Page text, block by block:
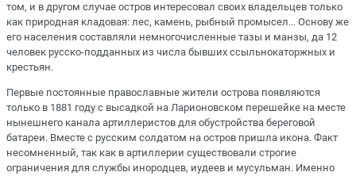
том, и в другом случае остров интересовал своих владельцев только
как природная кладовая: лес, камень, рыбный промысел... Основу же
его населения составляли немногочисленные тазы и манзы, да 12
человек русско-подданных из числа бывших ссыльнокаторжных и
крестьян.
Первые постоянные православные жители острова появляются
только в 1881 году с высадкой на Ларионовском перешейке на месте
нынешнего канала артиллеристов для обустройства береговой
батареи. Вместе с русским солдатом на остров пришла икона. Факт
несомненный, так как в артиллерии существовали строгие
ограничения для службы инородцев, иудеев и мусульман. Именно